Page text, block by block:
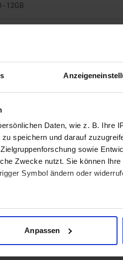
Daten, wie z. B. Ihre
speichern und darauf
sowie
Zwecke nutzt. Sie können
Symbol ändern oder
welche bis auf einige
Daten verarbeitet werden, und
Anpassen
- 12GB
durch Geizhals bereitgestellt.
Phase! Bugs und Fehler